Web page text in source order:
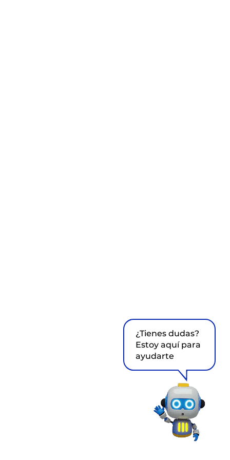
¿Tienes dudas?
Estoy aquí para
ayudarte